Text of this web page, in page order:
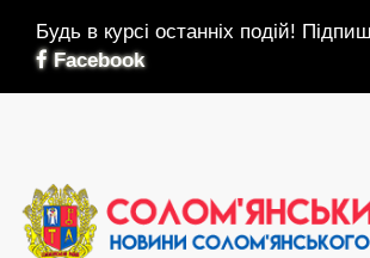
Будь в курсі останніх подій!
Facebook